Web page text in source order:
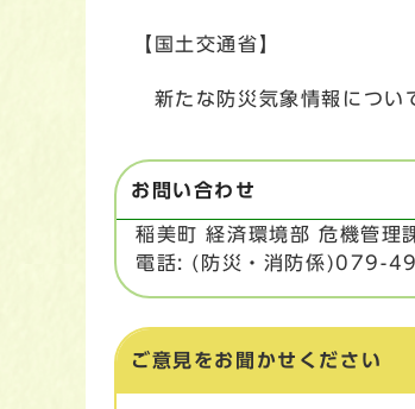
【国土交通省】
新たな防災気象情報につい
お問い合わせ
稲美町 経済環境部 危機管理
電話: (防災・消防係
ご意見をお聞かせください